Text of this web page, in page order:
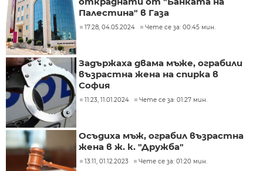
Палестина" в Газа
17:28, 04.05.2024 Чете се за: 00:45 мин.
Задържаха двама мъже, ограбили
възрастна жена на спирка в
София
11:23, 11.01.2024 Чете се за: 01:27 мин.
Осъдиха мъж, ограбил възрастна
жена в ж. к. "Дружба"
13:11, 01.12.2023 Чете се за: 01:20 мин.